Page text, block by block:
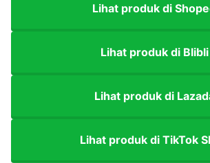
Lihat produk di
Lihat produk di Blibli
Lihat produk di
Lihat produk di TikTok